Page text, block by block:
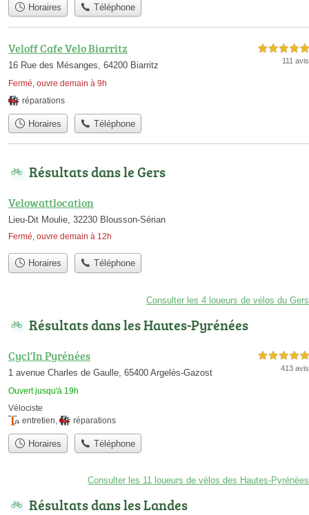
Horaires Téléphone
Veloff Cafe Velo Biarritz
16 Rue des Mésanges, 64200 Biarritz
Fermé, ouvre demain à 9h
5,0 étoiles sur 5
111 avis
réparations
Horaires Téléphone
Résultats dans le Gers
Velowattlocation
Lieu-Dit Moulie, 32230 Blousson-Sérian
Fermé, ouvre demain à 12h
Horaires Téléphone
Consulter les 4 loueurs de vélos du Gers
Résultats dans les Hautes-Pyrénées
Cycl'In Pyrénées
1 avenue Charles de Gaulle, 65400 Argelès-Gazost
Ouvert jusqu'à 19h
5,0 étoiles sur 5
413 avis
Vélociste
entretien
réparations
Horaires Téléphone
Consulter les 11 loueurs de vélos des Hautes-Pyrénées
Résultats dans les Landes